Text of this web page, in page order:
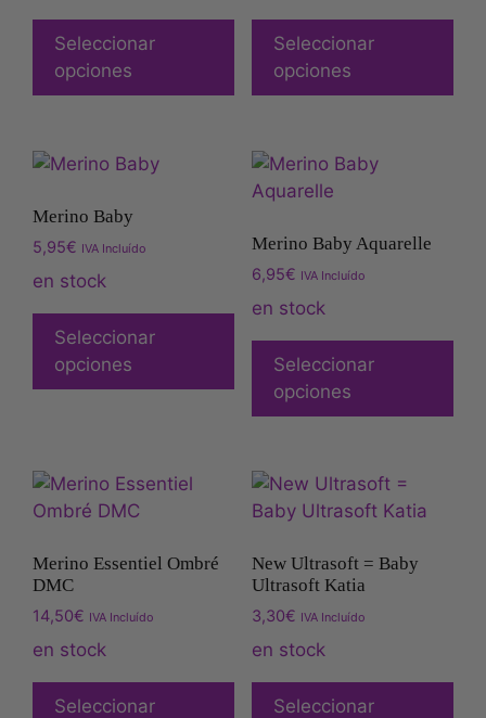
Seleccionar
opciones
Seleccionar
opciones
Merino Baby
5,95€ IVA Incluído
en stock
Seleccionar
opciones
Merino Baby Aquarelle
6,95€ IVA Incluído
en stock
Seleccionar
opciones
Merino Essentiel Ombré
DMC
14,50€ IVA Incluído
en stock
Seleccionar
New Ultrasoft = Baby
Ultrasoft Katia
3,30€ IVA Incluído
en stock
Seleccionar